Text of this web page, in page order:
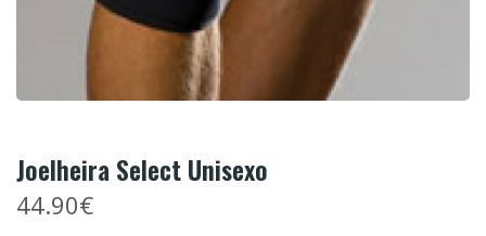
Joelheira Select Unisexo
44.90€